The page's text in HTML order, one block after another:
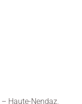
Haute-Nendaz,